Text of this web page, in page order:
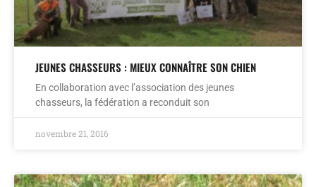
JEUNES CHASSEURS : MIEUX CONNAÎTRE SON CHIEN
En collaboration avec l’association des jeunes
chasseurs, la fédération a reconduit son
novembre 21, 2016